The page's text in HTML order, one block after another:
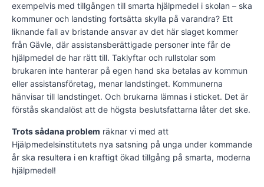
exempelvis med tillgången till smarta hjälpmedel i skolan – ska
kommuner och landsting fortsätta skylla på varandra? Ett
liknande fall av bristande ansvar av det här slaget kommer
från Gävle, där assistansberättigade personer inte får de
hjälpmedel de har rätt till. Taklyftar och rullstolar som
brukaren inte hanterar på egen hand ska betalas av kommun
eller assistansföretag, menar landstinget. Kommunerna
hänvisar till landstinget. Och brukarna lämnas i sticket. Det är
förstås skandalöst att de högsta beslutsfattarna låter det ske.
Trots sådana problem räknar vi med att
Hjälpmedelsinstitutets nya satsning på unga under kommande
år ska resultera i en kraftigt ökad tillgång på smarta, moderna
hjälpmedel!